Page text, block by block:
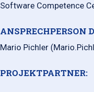
Software Competence
ANSPRECHPERSON
Mario Pichler
PROJEKTPARTNER: